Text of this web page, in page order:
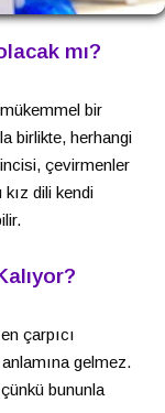
mı?
bir
birlikte, herhangi
çevirmenler
dili kendi
çarpıcı
gelmez.
bununla